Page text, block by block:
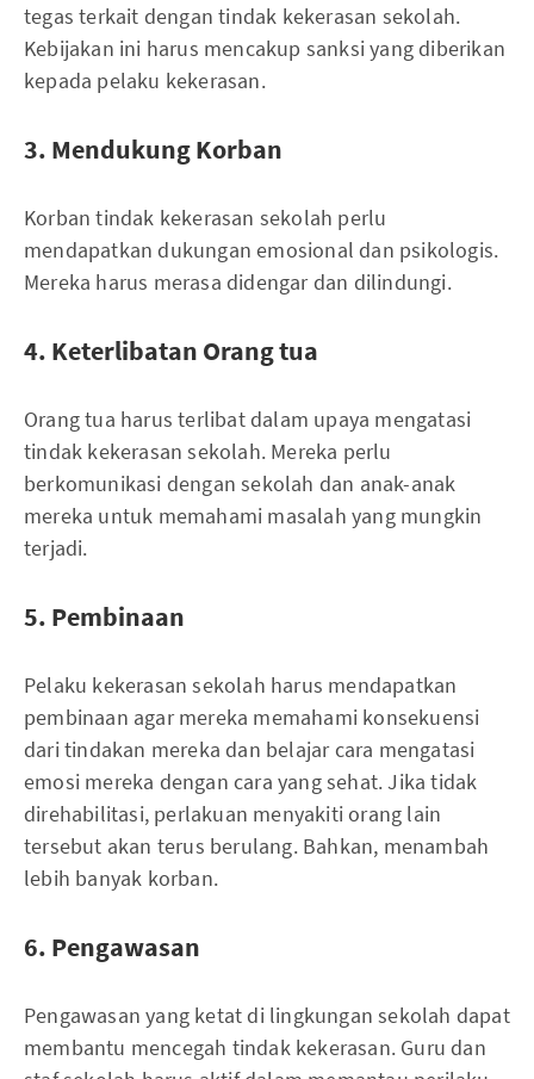
tegas terkait dengan tindak kekerasan sekolah.
Kebijakan ini harus mencakup sanksi yang diberikan
kepada pelaku kekerasan.
3. Mendukung Korban
Korban tindak kekerasan sekolah perlu
mendapatkan dukungan emosional dan psikologis.
Mereka harus merasa didengar dan dilindungi.
4. Keterlibatan Orang tua
Orang tua harus terlibat dalam upaya mengatasi
tindak kekerasan sekolah. Mereka perlu
berkomunikasi dengan sekolah dan anak-anak
mereka untuk memahami masalah yang mungkin
terjadi.
5. Pembinaan
Pelaku kekerasan sekolah harus mendapatkan
pembinaan agar mereka memahami konsekuensi
dari tindakan mereka dan belajar cara mengatasi
emosi mereka dengan cara yang sehat. Jika tidak
direhabilitasi, perlakuan menyakiti orang lain
tersebut akan terus berulang. Bahkan, menambah
lebih banyak korban.
6. Pengawasan
Pengawasan yang ketat di lingkungan sekolah dapat
membantu mencegah tindak kekerasan. Guru dan